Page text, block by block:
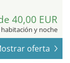
40,00 EUR
y noche
oferta